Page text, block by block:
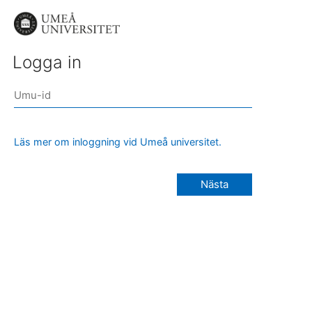
Logga in
Läs mer om inloggning vid Umeå universitet.
Nästa